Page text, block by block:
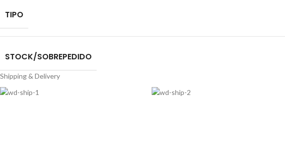
TIPO
STOCK/SOBREPEDIDO
Shipping & Delivery